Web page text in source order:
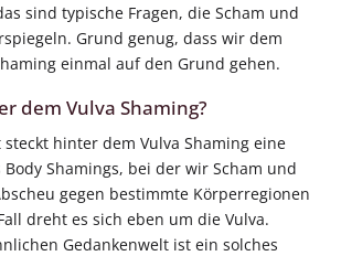
sind typische Fragen, die Scham und
Grund genug, dass wir dem
einmal auf den Grund gehen.
dem Vulva Shaming?
hinter dem Vulva Shaming eine
Shamings, bei der wir Scham und
gegen bestimmte Körperregionen
dreht es sich eben um die Vulva.
Gedankenwelt ist ein solches